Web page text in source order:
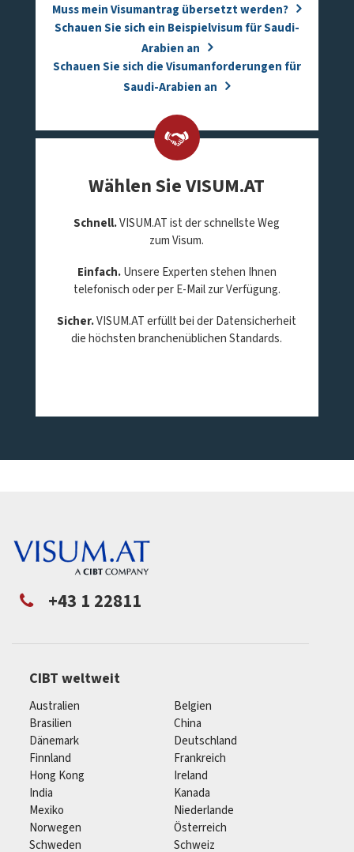
Muss mein Visumantrag übersetzt werden?
Schauen Sie sich ein Beispielvisum für Saudi-
Arabien an
Schauen Sie sich die Visumanforderungen für
Saudi-Arabien an
Wählen Sie VISUM.AT
Schnell.VISUM.AT ist der schnellste Weg
zum Visum.
Einfach.Unsere Experten stehen Ihnen
telefonisch oder per E-Mail zur Verfügung.
Sicher.VISUM.AT erfüllt bei der Datensicherheit
die höchsten branchenüblichen Standards.
+43 1 22811
CIBT weltweit
Australien
Belgien
Brasilien
China
Dänemark
Deutschland
Finnland
Frankreich
Hong Kong
Ireland
India
Kanada
Mexiko
Niederlande
Norwegen
Österreich
Schweden
Schweiz